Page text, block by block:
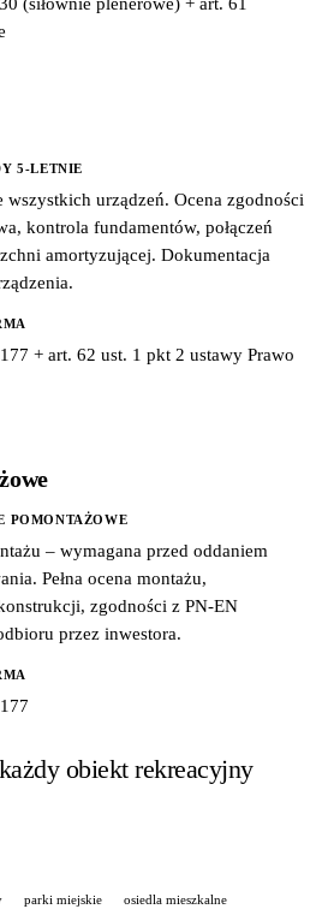
5-LETNIE
wszystkich urządzeń. Ocena zgodności
kontrola fundamentów, połączeń
amortyzującej. Dokumentacja
+ art. 62 ust. 1 pkt 2 ustawy Prawo
POMONTAŻOWE
– wymagana przed oddaniem
Pełna ocena montażu,
zgodności z PN-EN
przez inwestora.
obiekt rekreacyjny
parki miejskie
osiedla mieszkalne